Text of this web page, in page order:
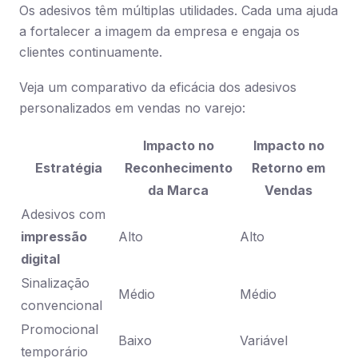
Os adesivos têm múltiplas utilidades. Cada uma ajuda
a fortalecer a imagem da empresa e engaja os
clientes continuamente.
Veja um comparativo da eficácia dos adesivos
personalizados em vendas no varejo:
Estratégia
Impacto no
Reconhecimento
da Marca
Impacto no
Retorno em
Vendas
Adesivos com
impressão
digital
Alto Alto
Sinalização
convencional
Médio Médio
Promocional
temporário
Baixo Variável